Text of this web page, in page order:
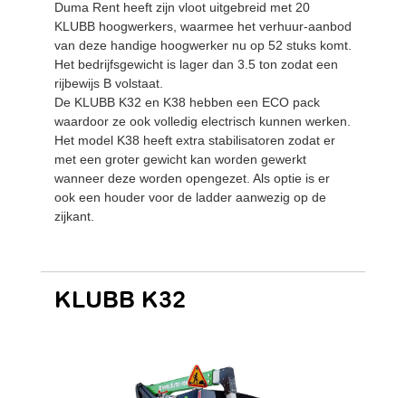
Duma Rent heeft zijn vloot uitgebreid met 20
KLUBB hoogwerkers, waarmee het verhuur-aanbod
van deze handige hoogwerker nu op 52 stuks komt.
Het bedrijfsgewicht is lager dan 3.5 ton zodat een
rijbewijs B volstaat.
De KLUBB K32 en K38 hebben een ECO pack
waardoor ze ook volledig electrisch kunnen werken.
Het model K38 heeft extra stabilisatoren zodat er
met een groter gewicht kan worden gewerkt
wanneer deze worden opengezet. Als optie is er
ook een houder voor de ladder aanwezig op de
zijkant.
KLUBB K32